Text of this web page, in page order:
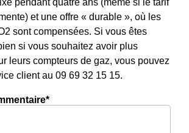
pendant quatre ans (même si le tarif
et une offre « durable », où les
sont compensées. Si vous êtes
si vous souhaitez avoir plus
leurs compteurs de gaz, vous pouvez
client au 09 69 32 15 15.